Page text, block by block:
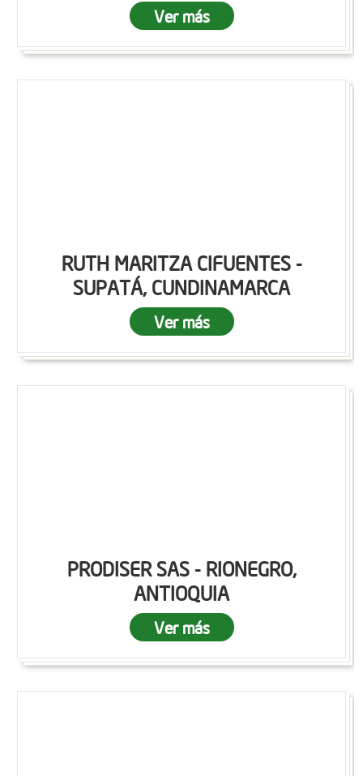
Ver más
RUTH MARITZA CIFUENTES -
SUPATÁ, CUNDINAMARCA
Ver más
PRODISER SAS - RIONEGRO,
ANTIOQUIA
Ver más